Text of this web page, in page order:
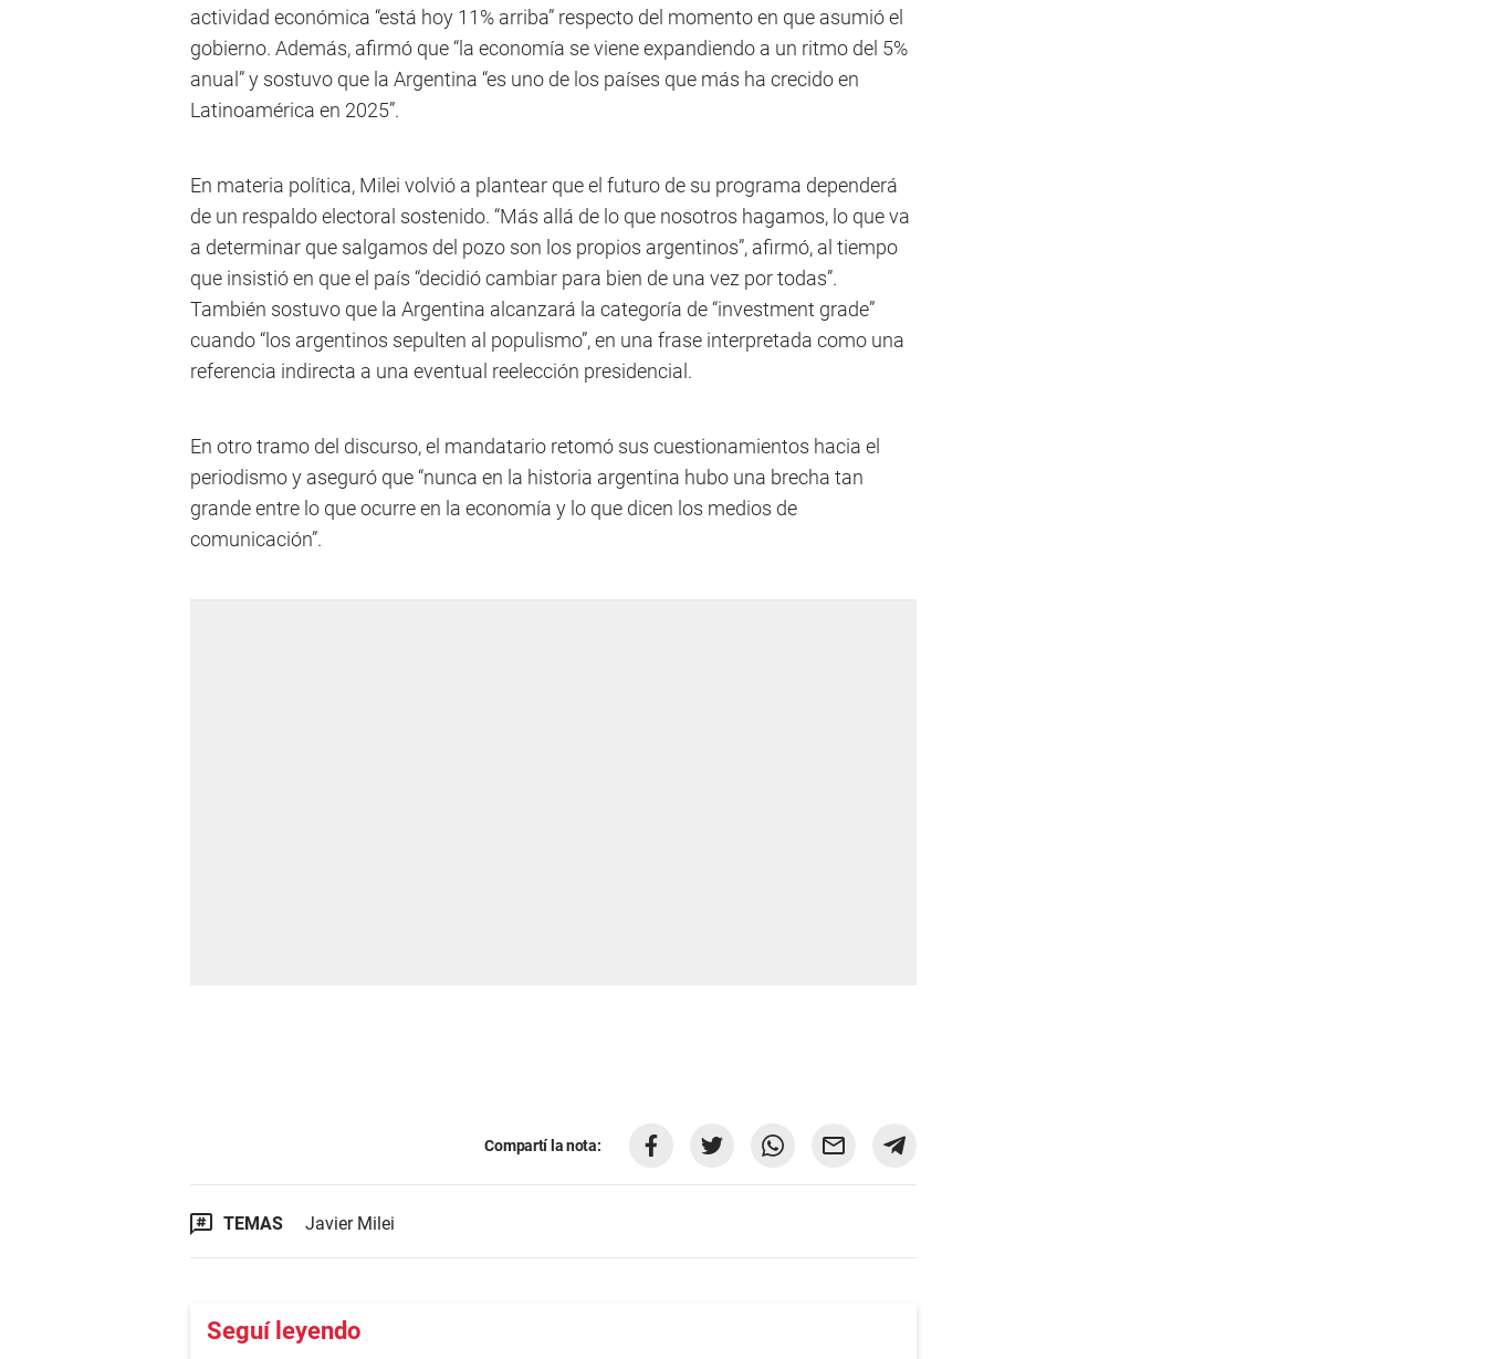
actividad económica “está hoy 11% arriba” respecto del momento en que asumió el
gobierno. Además, afirmó que “la economía se viene expandiendo a un ritmo del 5%
anual” y sostuvo que la Argentina “es uno de los países que más ha crecido en
Latinoamérica en 2025”.
En materia política, Milei volvió a plantear que el futuro de su programa dependerá
de un respaldo electoral sostenido. “Más allá de lo que nosotros hagamos, lo que va
a determinar que salgamos del pozo son los propios argentinos”, afirmó, al tiempo
que insistió en que el país “decidió cambiar para bien de una vez por todas”.
También sostuvo que la Argentina alcanzará la categoría de “investment grade”
cuando “los argentinos sepulten al populismo”, en una frase interpretada como una
referencia indirecta a una eventual reelección presidencial.
En otro tramo del discurso, el mandatario retomó sus cuestionamientos hacia el
periodismo y aseguró que “nunca en la historia argentina hubo una brecha tan
grande entre lo que ocurre en la economía y lo que dicen los medios de
comunicación”.
Compartí la nota:
TEMAS Javier Milei
Seguí leyendo